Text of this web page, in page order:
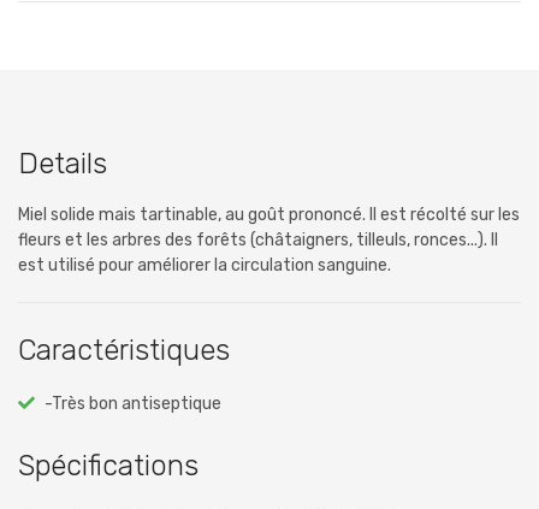
Details
Miel solide mais tartinable, au goût prononcé. Il est récolté sur les
fleurs et les arbres des forêts (châtaigners, tilleuls, ronces...). Il
est utilisé pour améliorer la circulation sanguine.
Caractéristiques
-Très bon antiseptique
Spécifications